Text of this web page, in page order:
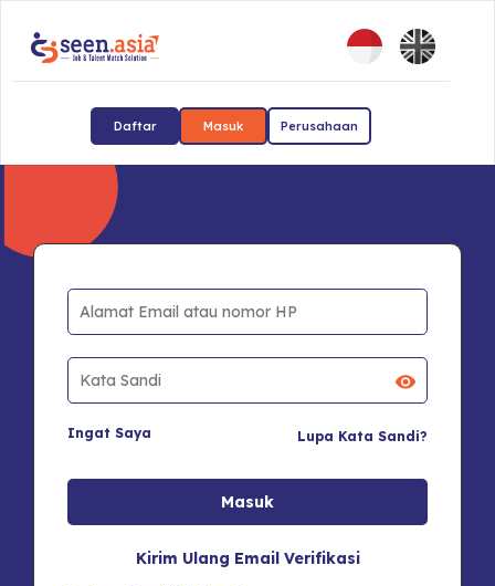
Daftar Masuk Perusahaan
Ingat Saya Lupa Kata Sandi?
Kirim Ulang Email Verifikasi